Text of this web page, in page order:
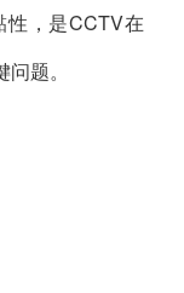
，是CCTV在
题。